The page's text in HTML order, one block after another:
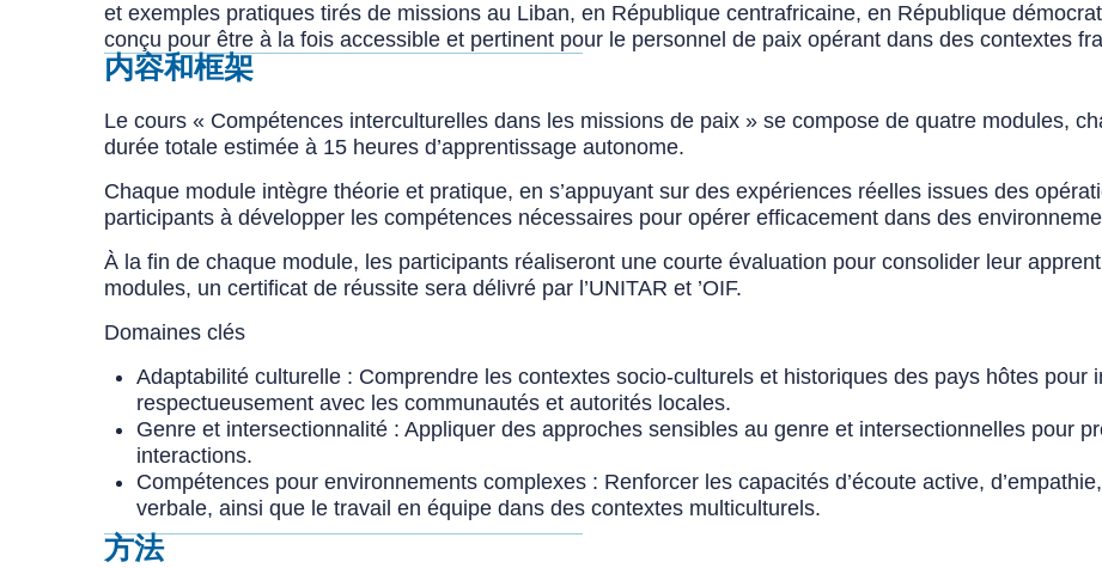
et exemples pratiques tirés de missions au Liban, en République centrafricaine, en République
conçu pour être à la fois accessible et pertinent pour le personnel de paix opérant dans des contextes
内容和框架
Le cours « Compétences interculturelles dans les missions de paix » se compose de quatre modules,
durée totale estimée à 15 heures d’apprentissage autonome.
Chaque module intègre théorie et pratique, en s’appuyant sur des expériences réelles issues des
participants à développer les compétences nécessaires pour opérer efficacement dans des
À la fin de chaque module, les participants réaliseront une courte évaluation pour consolider leur
modules, un certificat de réussite sera délivré par l’UNITAR et ’OIF.
Domaines clés
Adaptabilité culturelle : Comprendre les contextes socio-culturels et historiques des pays hôtes pour
respectueusement avec les communautés et autorités locales.
Genre et intersectionnalité : Appliquer des approches sensibles au genre et intersectionnelles pour
interactions.
Compétences pour environnements complexes : Renforcer les capacités d’écoute active,
verbale, ainsi que le travail en équipe dans des contextes multiculturels.
方法